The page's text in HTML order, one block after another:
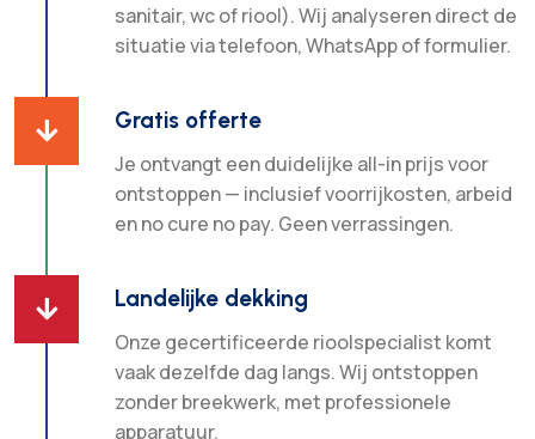
sanitair, wc of riool). Wij analyseren direct de
situatie via telefoon, WhatsApp of formulier.
 Gratis offerte
Je ontvangt een duidelijke all-in prijs voor
ontstoppen — inclusief voorrijkosten, arbeid
en no cure no pay. Geen verrassingen.
 Landelijke dekking
Onze gecertificeerde rioolspecialist komt
vaak dezelfde dag langs. Wij ontstoppen
zonder breekwerk, met professionele
apparatuur.